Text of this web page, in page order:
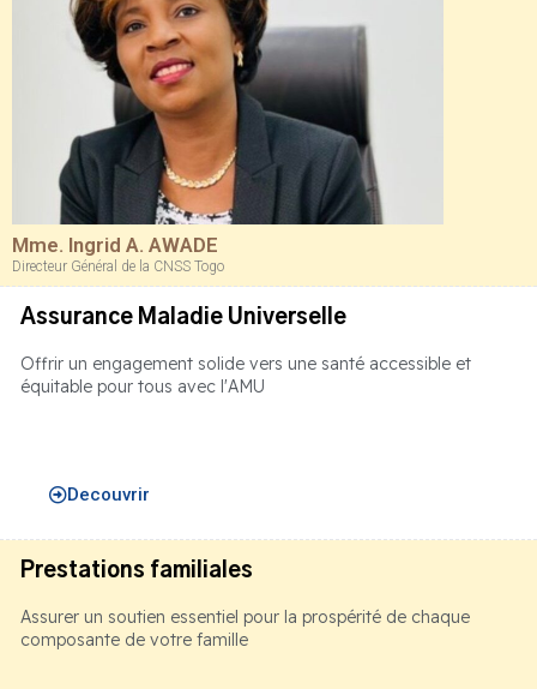
Mme. Ingrid A. AWADE
Directeur Général de la CNSS Togo
Assurance Maladie Universelle
Offrir un engagement solide vers une santé accessible et
équitable pour tous avec l'AMU
Decouvrir
Prestations familiales
Assurer un soutien essentiel pour la prospérité de chaque
composante de votre famille